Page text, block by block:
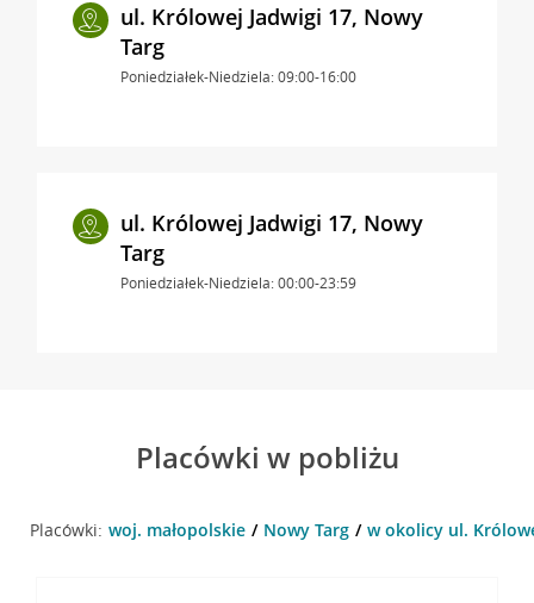
ul. Królowej Jadwigi 17, Nowy
Targ
Poniedziałek-Niedziela: 09:00-16:00
ul. Królowej Jadwigi 17, Nowy
Targ
Poniedziałek-Niedziela: 00:00-23:59
Placówki w pobliżu
Placówki: woj. małopolskie Nowy Targ w okolicy ul.